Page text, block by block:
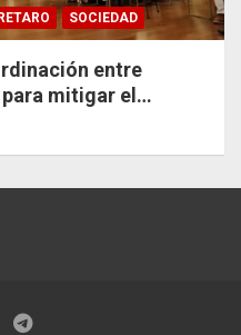
SOCIEDAD
entre
mitigar el